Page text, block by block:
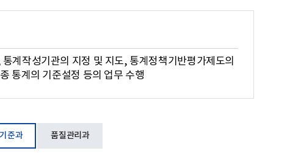
계작성기관의 지정 및 지도, 통계정책기반평가제도의
통계의 기준설정 등의 업무 수행
준과 품질관리과